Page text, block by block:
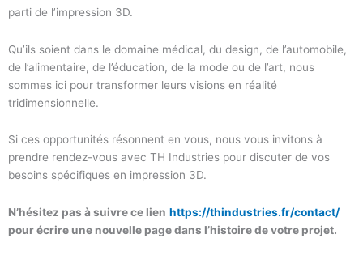
parti de l’impression 3D.
Qu’ils soient dans le domaine médical, du design, de l’automobile,
de l’alimentaire, de l’éducation, de la mode ou de l’art, nous
sommes ici pour transformer leurs visions en réalité
tridimensionnelle.
Si ces opportunités résonnent en vous, nous vous invitons à
prendre rendez-vous avec TH Industries pour discuter de vos
besoins spécifiques en impression 3D.
N’hésitez pas à suivre ce lien https://thindustries.fr/contact/
pour écrire une nouvelle page dans l’histoire de votre projet.